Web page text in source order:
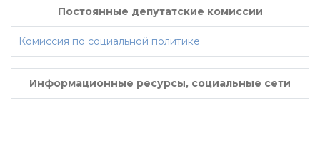
Постоянные депутатские комиссии
Комиссия по социальной политике
Информационные ресурсы, социальные сети